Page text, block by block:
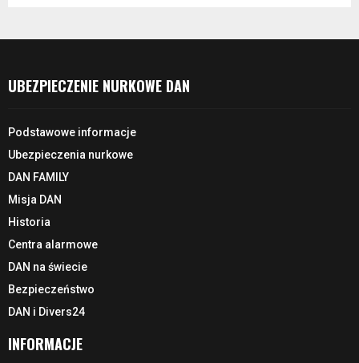
UBEZPIECZENIE NURKOWE DAN
Podstawowe informacje
Ubezpieczenia nurkowe
DAN FAMILY
Misja DAN
Historia
Centra alarmowe
DAN na świecie
Bezpieczeństwo
DAN i Divers24
INFORMACJE